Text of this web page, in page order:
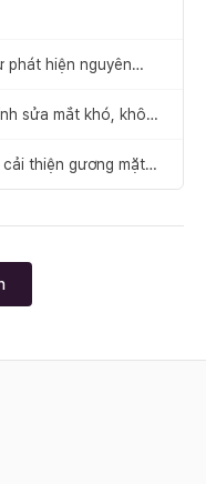
phát hiện nguyên
sửa mắt khó, không
thiện gương mặt